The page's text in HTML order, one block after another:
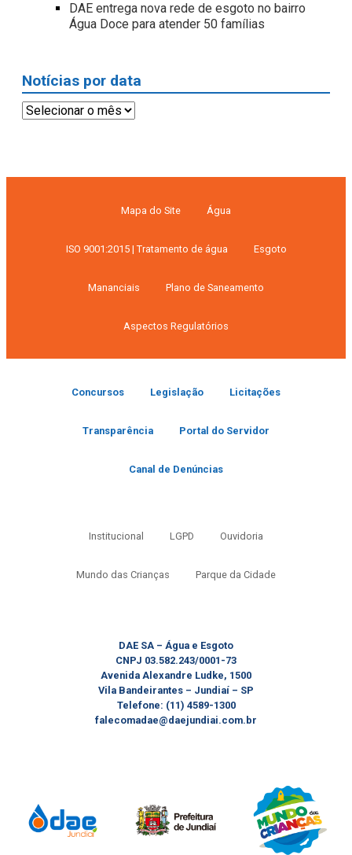
DAE entrega nova rede de esgoto no bairro
Água Doce para atender 50 famílias
Notícias por data
Notícias
Mapa do Site Água
ISO 9001:2015 | Tratamento de água Esgoto
Mananciais Plano de Saneamento
Aspectos Regulatórios
Concursos Legislação Licitações
Transparência Portal do Servidor
Canal de Denúncias
Institucional LGPD Ouvidoria
Mundo das Crianças Parque da Cidade
DAE SA – Água e Esgoto
CNPJ 03.582.243/0001-73
Avenida Alexandre Ludke, 1500
Vila Bandeirantes – Jundiaí – SP
Telefone: (11) 4589-1300
falecomadae@daejundiai.com.br